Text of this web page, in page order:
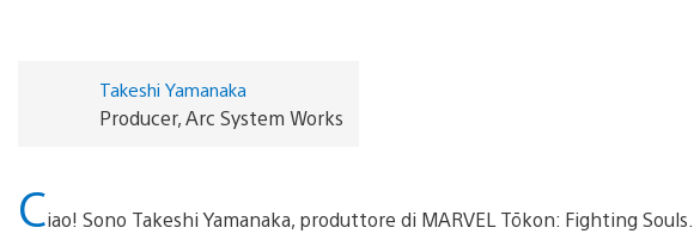
Takeshi Yamanaka
Producer, Arc System Works
Ciao! Sono Takeshi Yamanaka, produttore di MARVEL Tōkon: Fighting Souls.